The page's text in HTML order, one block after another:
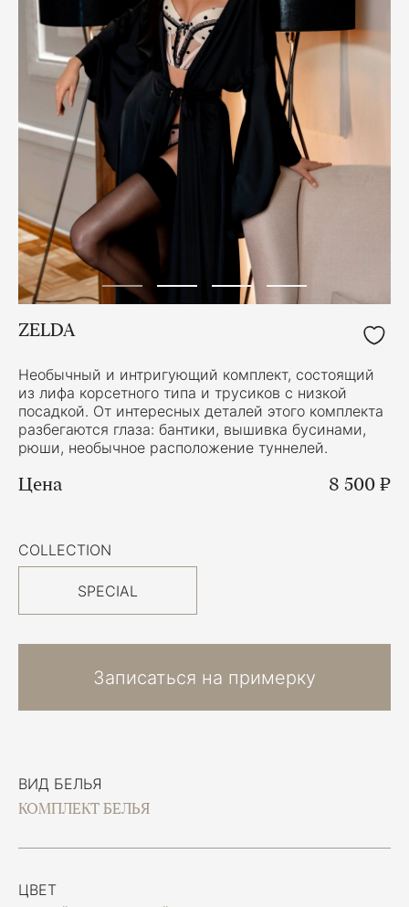
ВИД БЕЛЬЯ
КОМПЛЕКТ БЕЛЬЯ
ЦВЕТ
ZELDA
Необычный и интригующий комплект, состоящий
из лифа корсетного типа и трусиков с низкой
посадкой. От интересных деталей этого комплекта
разбегаются глаза: бантики, вышивка бусинами,
рюши, необычное расположение туннелей.
Цена 8 500 ₽
COLLECTION
SPECIAL
Записаться на примерку